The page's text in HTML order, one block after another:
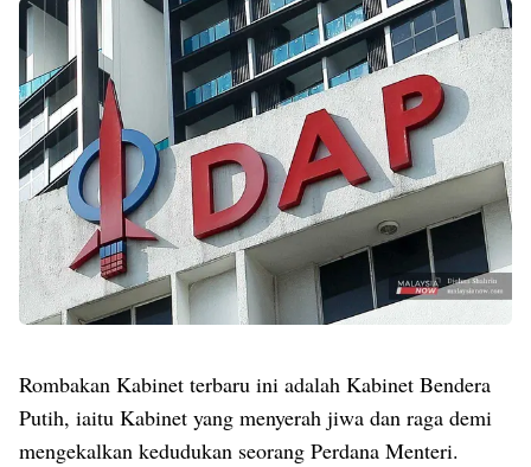
Rombakan Kabinet terbaru ini adalah Kabinet Bendera
Putih, iaitu Kabinet yang menyerah jiwa dan raga demi
mengekalkan kedudukan seorang Perdana Menteri.